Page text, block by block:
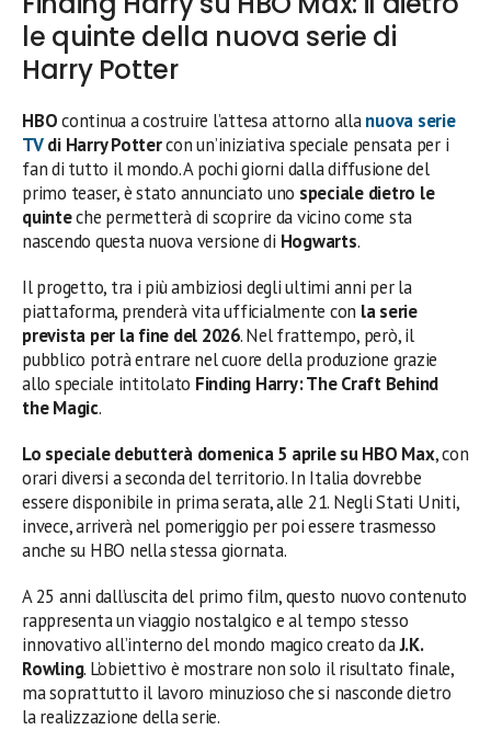
le quinte della nuova serie di
Harry Potter
HBOcontinua a costruire l’attesa attorno allanuova serie
TVdi Harry Pottercon un’iniziativa speciale pensata per i
fan di tutto il mondo. A pochi giorni dalla diffusione del
primo teaser, è stato annunciato uno speciale dietro le
quinteche permetterà di scoprire da vicino come sta
nascendo questa nuova versione di Hogwarts.
Il progetto, tra i più ambiziosi degli ultimi anni per la
piattaforma, prenderà vita ufficialmente con la serie
prevista per la fine del 2026. Nel frattempo, però, il
pubblico potrà entrare nel cuore della produzione grazie
allo speciale intitolato Finding Harry: The Craft Behind
the Magic.
Lo speciale debutterà domenica 5 aprile su HBO Max, con
orari diversi a seconda del territorio. In Italia dovrebbe
essere disponibile in prima serata, alle 21. Negli Stati Uniti,
invece, arriverà nel pomeriggio per poi essere trasmesso
anche su HBO nella stessa giornata.
A 25 anni dall’uscita del primo film, questo nuovo contenuto
rappresenta un viaggio nostalgico e al tempo stesso
innovativo all’interno del mondo magico creato daJ.K.
Rowling. L’obiettivo è mostrare non solo il risultato finale,
ma soprattutto il lavoro minuzioso che si nasconde dietro
la realizzazione della serie.